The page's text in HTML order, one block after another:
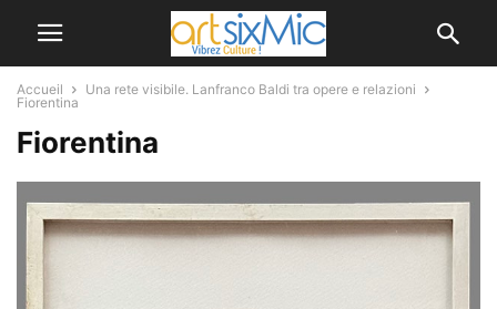
Accueil
Una rete visibile. Lanfranco Baldi tra opere e relazioni
Fiorentina
Fiorentina